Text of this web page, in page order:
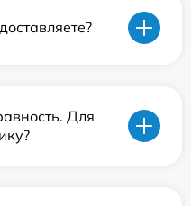
Для